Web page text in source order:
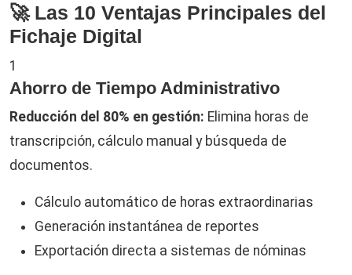
🚀 Las 10 Ventajas Principales del
Fichaje Digital
1
Ahorro de Tiempo Administrativo
Reducción del 80% en gestión: Elimina horas de
transcripción, cálculo manual y búsqueda de
documentos.
Cálculo automático de horas extraordinarias
Generación instantánea de reportes
Exportación directa a sistemas de nóminas